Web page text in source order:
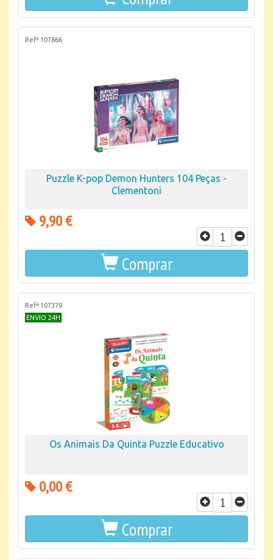
Refª 107866
Puzzle K-pop Demon Hunters 104 Peças -
Clementoni
9,90 €
Comprar
Refª 107379
ENVIO 24H
Os Animais Da Quinta Puzzle Educativo
0,00 €
Comprar